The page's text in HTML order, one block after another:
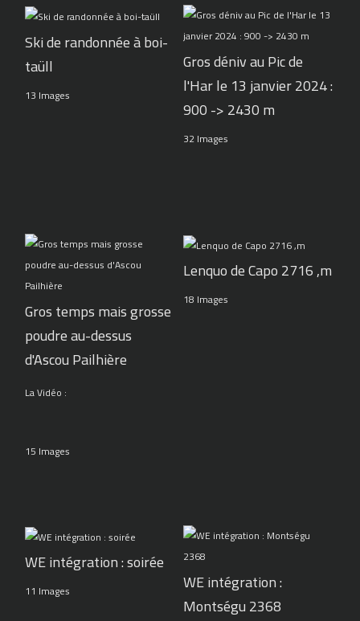
Ski de randonnée à boi-
taüll
13 Images
Gros déniv au Pic de
l'Har le 13 janvier 2024 :
900 -> 2430 m
32 Images
Gros temps mais grosse
poudre au-dessus
d'Ascou Pailhière
La Vidéo :
15 Images
Lenquo de Capo 2716 ,m
18 Images
WE intégration : soirée
11 Images
WE intégration :
Montségu 2368